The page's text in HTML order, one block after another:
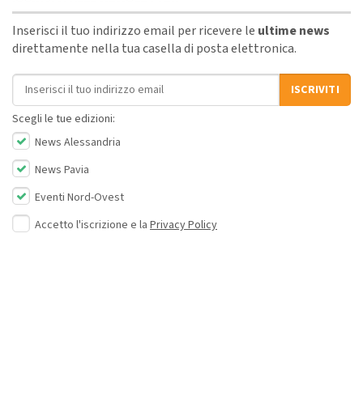
Inserisci il tuo indirizzo email per ricevere le ultime news
direttamente nella tua casella di posta elettronica.
Indirizzo email
ISCRIVITI
Scegli le tue edizioni:
News Alessandria
News Pavia
Eventi Nord-Ovest
Accetto l'iscrizione e la Privacy Policy